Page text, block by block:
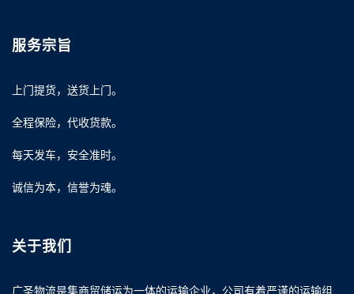
服务宗旨
上门提货，送货上门。
全程保险，代收货款。
每天发车，安全准时。
诚信为本，信誉为魂。
关于我们
广圣物流是集商贸储运为一体的运输企业，公司有着严谨的运输组